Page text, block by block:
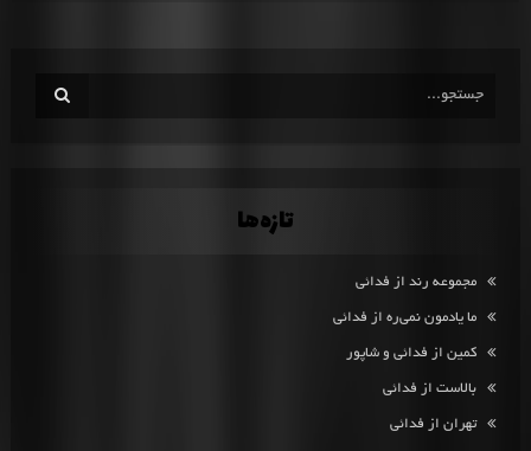
تازه‌ها
مجموعه رند از فدائی
ما یادمون نمی‌ره از فدائی
کمین از فدائی و شاپور
بالاست از فدائی
تهران از فدائی